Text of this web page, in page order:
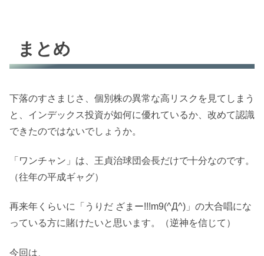
まとめ
下落のすさまじさ、個別株の異常な高リスクを見てしまう
と、インデックス投資が如何に優れているか、改めて認識
できたのではないでしょうか。
「ワンチャン」は、王貞治球団会長だけで十分なのです。
（往年の平成ギャグ）
再来年くらいに「うりだ ざまー!!!m9(^Д^)」の大合唱にな
っている方に賭けたいと思います。（逆神を信じて）
今回は、